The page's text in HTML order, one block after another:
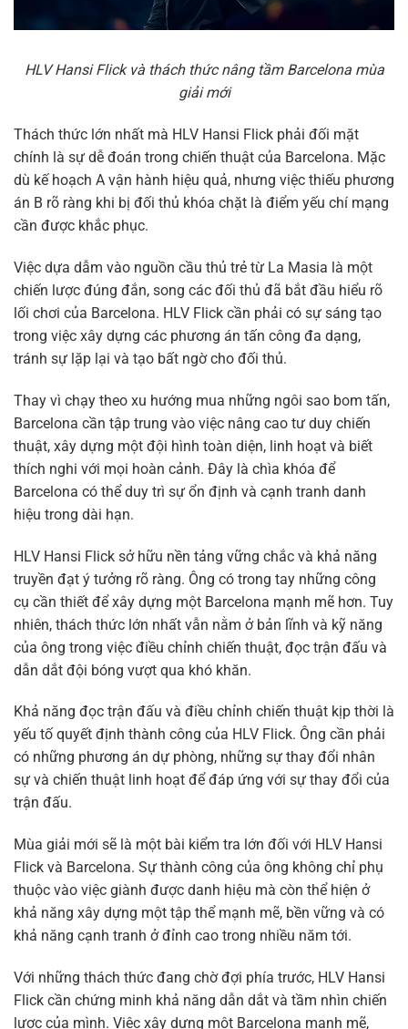
HLV Hansi Flick và thách thức nâng tầm Barcelona mùa
giải mới
Thách thức lớn nhất mà HLV Hansi Flick phải đối mặt
chính là sự dễ đoán trong chiến thuật của Barcelona. Mặc
dù kế hoạch A vận hành hiệu quả, nhưng việc thiếu phương
án B rõ ràng khi bị đối thủ khóa chặt là điểm yếu chí mạng
cần được khắc phục.
Việc dựa dẫm vào nguồn cầu thủ trẻ từ La Masia là một
chiến lược đúng đắn, song các đối thủ đã bắt đầu hiểu rõ
lối chơi của Barcelona. HLV Flick cần phải có sự sáng tạo
trong việc xây dựng các phương án tấn công đa dạng,
tránh sự lặp lại và tạo bất ngờ cho đối thủ.
Thay vì chạy theo xu hướng mua những ngôi sao bom tấn,
Barcelona cần tập trung vào việc nâng cao tư duy chiến
thuật, xây dựng một đội hình toàn diện, linh hoạt và biết
thích nghi với mọi hoàn cảnh. Đây là chìa khóa để
Barcelona có thể duy trì sự ổn định và cạnh tranh danh
hiệu trong dài hạn.
HLV Hansi Flick sở hữu nền tảng vững chắc và khả năng
truyền đạt ý tưởng rõ ràng. Ông có trong tay những công
cụ cần thiết để xây dựng một Barcelona mạnh mẽ hơn. Tuy
nhiên, thách thức lớn nhất vẫn nằm ở bản lĩnh và kỹ năng
của ông trong việc điều chỉnh chiến thuật, đọc trận đấu và
dẫn dắt đội bóng vượt qua khó khăn.
Khả năng đọc trận đấu và điều chỉnh chiến thuật kịp thời là
yếu tố quyết định thành công của HLV Flick. Ông cần phải
có những phương án dự phòng, những sự thay đổi nhân
sự và chiến thuật linh hoạt để đáp ứng với sự thay đổi của
trận đấu.
Mùa giải mới sẽ là một bài kiểm tra lớn đối với HLV Hansi
Flick và Barcelona. Sự thành công của ông không chỉ phụ
thuộc vào việc giành được danh hiệu mà còn thể hiện ở
khả năng xây dựng một tập thể mạnh mẽ, bền vững và có
khả năng cạnh tranh ở đỉnh cao trong nhiều năm tới.
Với những thách thức đang chờ đợi phía trước, HLV Hansi
Flick cần chứng minh khả năng dẫn dắt và tầm nhìn chiến
lược của mình. Việc xây dựng một Barcelona mạnh mẽ,